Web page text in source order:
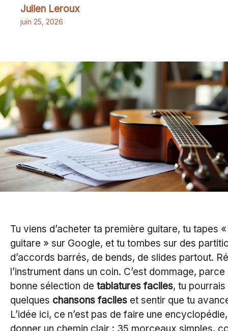
Julien Leroux
juin 25, 2026
Tu viens d’acheter ta première guitare, tu tapes
guitare » sur Google, et tu tombes sur des
d’accords barrés, de bends, de slides partout.
l’instrument dans un coin. C’est dommage, parce
bonne sélection de tablatures faciles, tu
quelques chansons faciles et sentir que tu
L’idée ici, ce n’est pas de faire une